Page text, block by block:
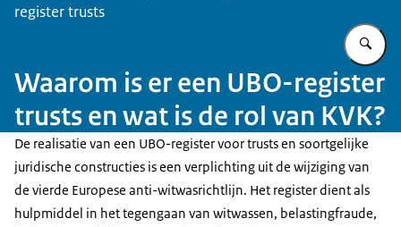
register trusts
Waarom is er een UBO-register
trusts en wat is de rol van KVK?
De realisatie van een UBO-register voor trusts en soortgelijke
juridische constructies is een verplichting uit de wijziging van
de vierde Europese anti-witwasrichtlijn. Het register dient als
hulpmiddel in het tegengaan van witwassen, belastingfraude,